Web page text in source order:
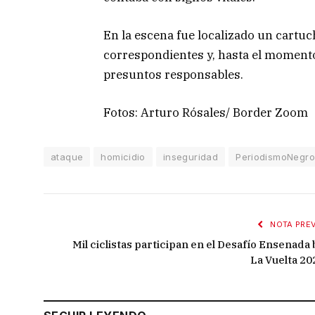
En la escena fue localizado un
correspondientes y, hasta el
presuntos responsables.
Fotos: Arturo Rósales/ Border Zoom
ataque homicidio inseguridad PeriodismoNegro
NOTA
Mil ciclistas participan en el Desafío Ensenada
La Vuelta